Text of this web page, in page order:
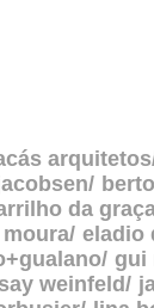
arquitetos
da
eladio
gui
weinfeld